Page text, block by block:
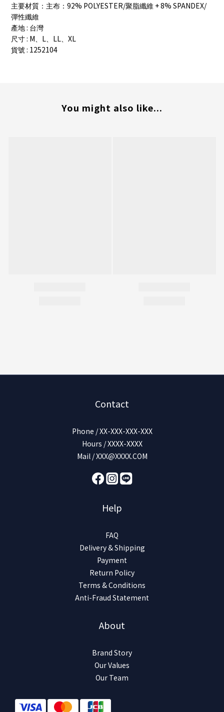
主要材質：主布： 92% POLYESTER/聚脂纖維 + 8% SPANDEX/
彈性纖維
產地 : 台灣
尺寸 : M、 L、 LL、 XL
貨號 : 1252104
You might also like...
Contact
Phone / XX-XXX-XXX-XXX
Hours / XXXX-XXXX
Mail / XXX@XXXX.COM
Help
FAQ
Delivery & Shipping
Payment
Return Policy
Terms & Conditions
Anti-Fraud Statement
About
Brand Story
Our Values
Our Team